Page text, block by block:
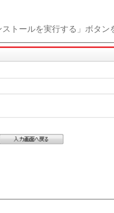
トールを実行する」ボタン